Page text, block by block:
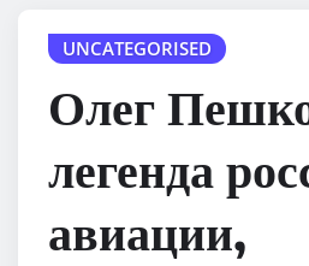
UNCATEGORISED
Олег
легенда
авиации,